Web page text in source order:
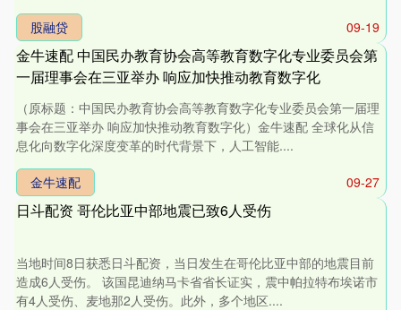
09-19
股融贷
金牛速配 中国民办教育协会高等教育数字化专业委员会第
一届理事会在三亚举办 响应加快推动教育数字化
（原标题：中国民办教育协会高等教育数字化专业委员会第一届理
事会在三亚举办 响应加快推动教育数字化）金牛速配 全球化从信
息化向数字化深度变革的时代背景下，人工智能....
09-27
金牛速配
日斗配资 哥伦比亚中部地震已致6人受伤
当地时间8日获悉日斗配资，当日发生在哥伦比亚中部的地震目前
造成6人受伤。 该国昆迪纳马卡省省长证实，震中帕拉特布埃诺市
有4人受伤、麦地那2人受伤。此外，多个地区....